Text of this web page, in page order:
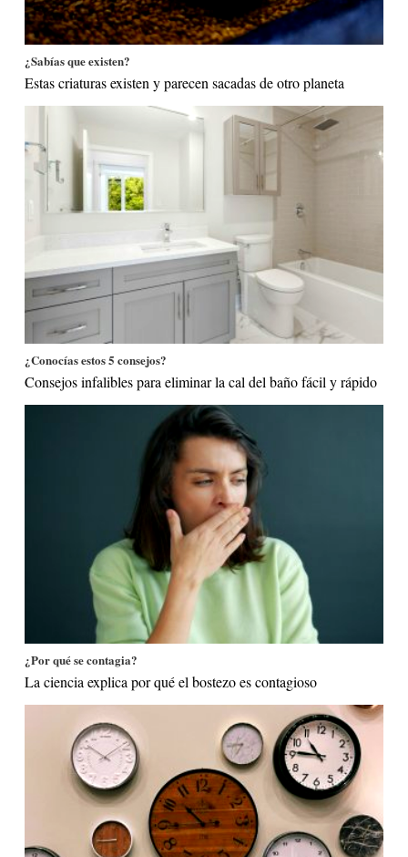
¿Sabías que existen?
Estas criaturas existen y parecen sacadas de otro planeta
¿Conocías estos 5 consejos?
Consejos infalibles para eliminar la cal del baño fácil y rápido
¿Por qué se contagia?
La ciencia explica por qué el bostezo es contagioso